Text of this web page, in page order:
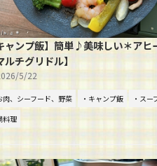
ャンプ飯】簡単♪美味しい＊アヒ
ルチグリドル】
5/22
肉、シーフード、野菜 ・キャンプ飯
・スー
料理